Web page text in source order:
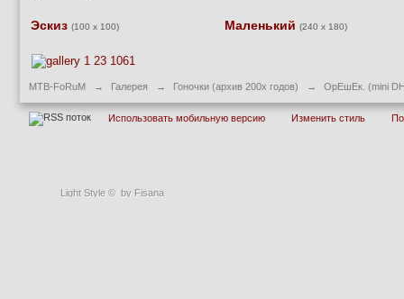
Light Style © by Fisana
Эскиз (100 x 100) Маленький (240 x 180)
MTB-FoRuM → Галерея → Гоночки (архив 200х годов) → ОрЕшЕк. (mini
Использовать мобильную версию Изменить стиль